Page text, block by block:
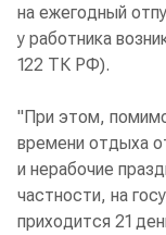
на ежегодный
у работника
122 ТК РФ).
"При этом,
времени отдыха
и нерабочие
частности, на
приходится 21